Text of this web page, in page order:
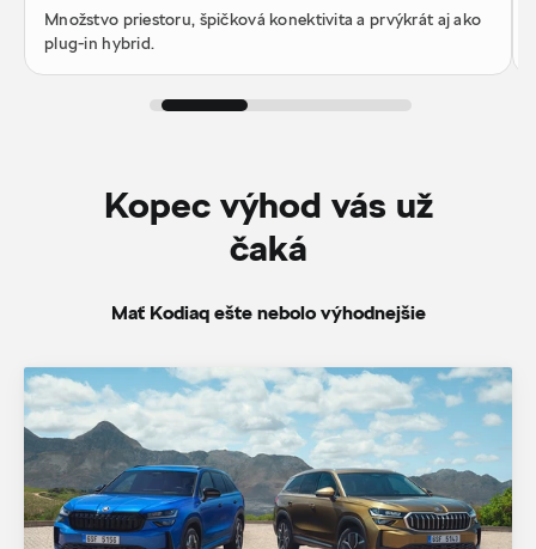
Množstvo priestoru, špičková konektivita a prvýkrát aj ako
plug-in hybrid.
Kopec výhod vás už
čaká
Mať Kodiaq ešte nebolo výhodnejšie